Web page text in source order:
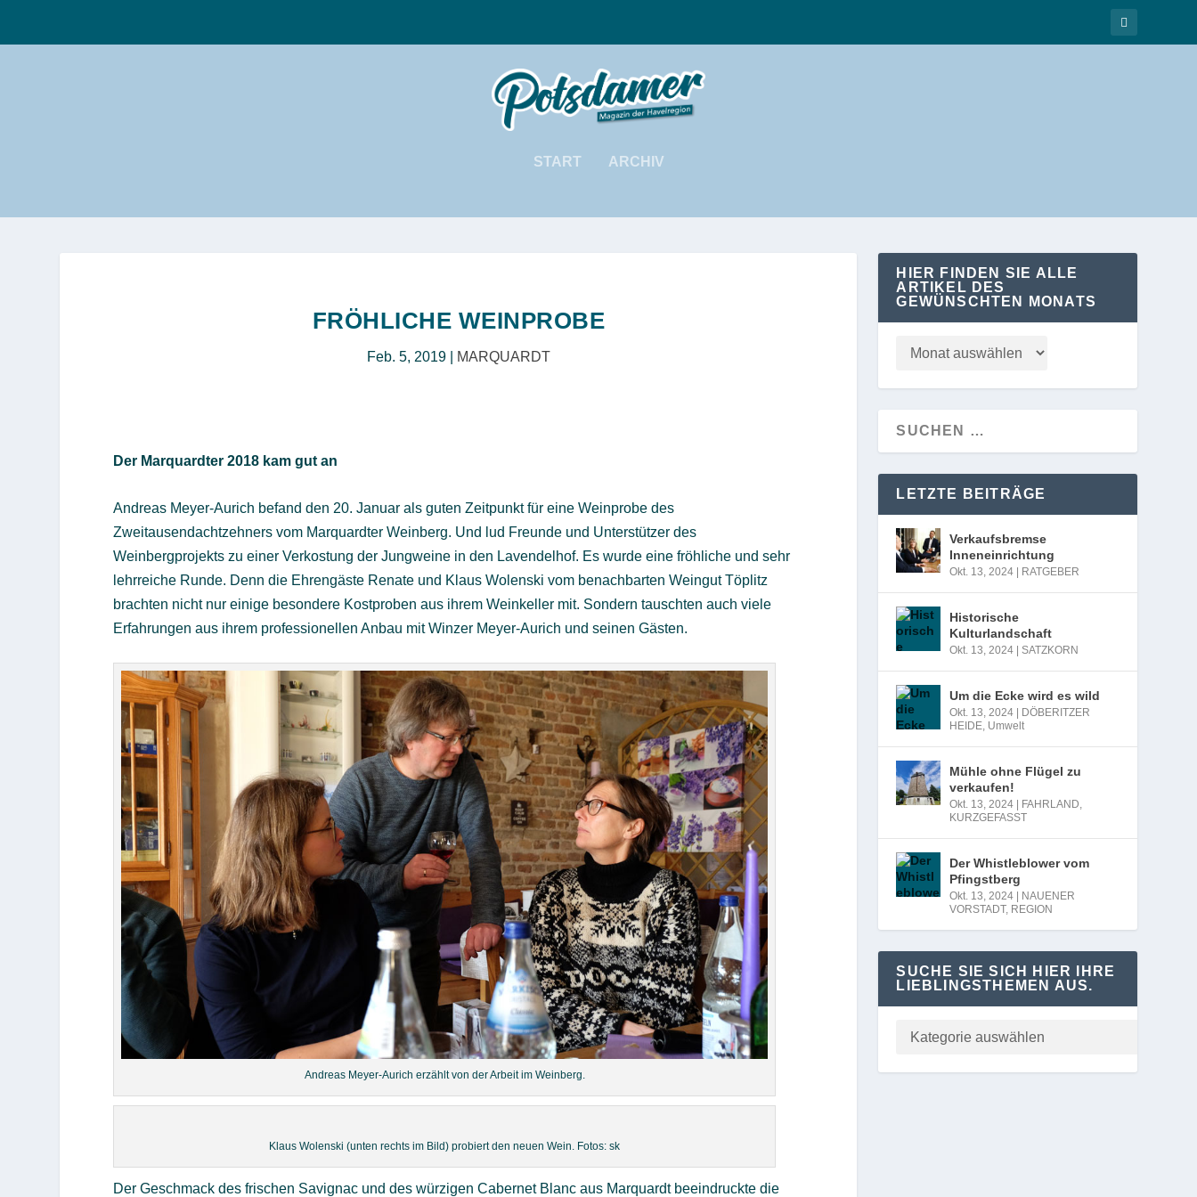
START ARCHIV
FRÖHLICHE WEINPROBE
Feb. 5, 2019| MARQUARDT
Der Marquardter 2018 kam gut an
Andreas Meyer-Aurich befand den 20. Januar als guten Zeitpunkt für eine Weinprobe des
Zweitausendachtzehners vom Marquardter Weinberg. Und lud Freunde und Unterstützer des
Weinbergprojekts zu einer Verkostung der Jungweine in den Lavendelhof. Es wurde eine fröhliche und sehr
lehrreiche Runde. Denn die Ehrengäste Renate und Klaus Wolenski vom benachbarten Weingut Töplitz
brachten nicht nur einige besondere Kostproben aus ihrem Weinkeller mit. Sondern tauschten auch viele
Erfahrungen aus ihrem professionellen Anbau mit Winzer Meyer-Aurich und seinen Gästen.
Andreas Meyer-Aurich erzählt von der Arbeit im Weinberg.
Klaus Wolenski (unten rechts im Bild) probiert den neuen Wein. Fotos: sk
Der Geschmack des frischen Savignac und des würzigen Cabernet Blanc aus Marquardt beeindruckte die
HIER FINDEN SIE ALLE
ARTIKEL DES
GEWÜNSCHTEN MONATS
LETZTE BEITRÄGE
Verkaufsbremse
Inneneinrichtung
Okt. 13, 2024 RATGEBER
Historische
Kulturlandschaft
Okt. 13, 2024 |SATZKORN
Um die Ecke wird es wild
Okt. 13, 2024
DÖBERITZER
HEIDE, Umwelt
Mühle ohne Flügel zu
verkaufen!
Okt. 13, 2024 FAHRLAND,
KURZGEFASST
Der Whistleblower vom
Pfingstberg
Okt. 13, 2024
NAUENER
VORSTADT, REGION
SUCHE SIE SICH HIER IHRE
LIEBLINGSTHEMEN AUS.